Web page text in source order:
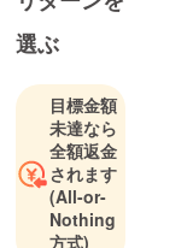
い、感性を
活かしマタ
ニティアー
ト活動をし
ておりま
す。
選ぶ
目標金額
未達なら
全額返金
されます
(All-or-
Nothing
方式)